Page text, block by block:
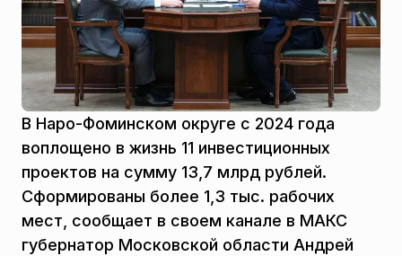
В Наро-Фоминском округе с 2024 года
воплощено в жизнь 11 инвестиционных
проектов на сумму 13,7 млрд рублей.
Сформированы более 1,3 тыс. рабочих
мест, сообщает в своем канале в МАКС
губернатор Московской области Андрей